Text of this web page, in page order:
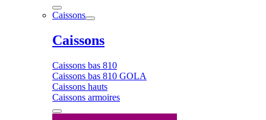
Caissons
Caissons
Caissons bas 810
Caissons bas 810 GOLA
Caissons hauts
Caissons armoires